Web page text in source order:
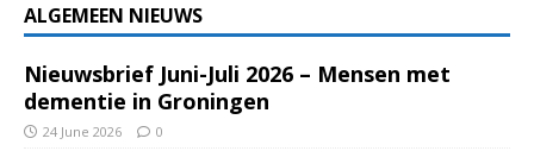
ALGEMEEN NIEUWS
Nieuwsbrief Juni-Juli 2026 – Mensen met
dementie in Groningen
24 June 2026 0